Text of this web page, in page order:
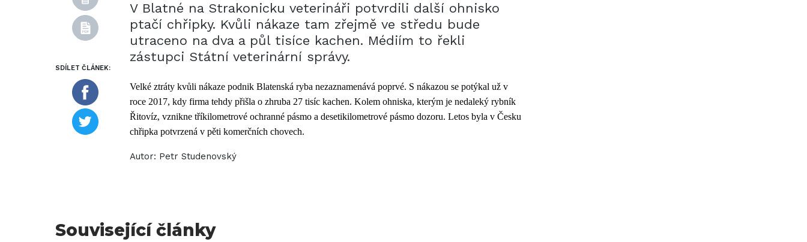
SDÍLET ČLÁNEK:
V Blatné na Strakonicku veterináři potvrdili další ohnisko
ptačí chřipky. Kvůli nákaze tam zřejmě ve středu bude
utraceno na dva a půl tisíce kachen. Médiím to řekli
zástupci Státní veterinární správy.
Velké ztráty kvůli nákaze podnik Blatenská ryba nezaznamenává poprvé. S nákazou se potýkal už v
roce 2017, kdy firma tehdy přišla o zhruba 27 tisíc kachen. Kolem ohniska, kterým je nedaleký rybník
Řitovíz, vznikne tříkilometrové ochranné pásmo a desetikilometrové pásmo dozoru. Letos byla v Česku
chřipka potvrzená v pěti komerčních chovech.
Autor: Petr Studenovský
Související články